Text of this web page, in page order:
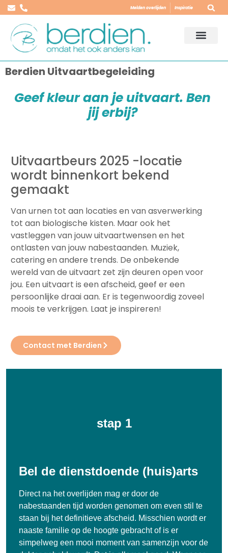
Melden overlijden Inspiratie
Berdien Uitvaartbegeleiding
Geef kleur aan je uitvaart. Ben
jij erbij?
Uitvaartbeurs 2025 -locatie
wordt binnenkort bekend
gemaakt
Van urnen tot aan locaties en van asverwerking
tot aan biologische kisten. Maar ook het
vastleggen van jouw uitvaartwensen en het
ontlasten van jouw nabestaanden. Muziek,
catering en andere trends. De onbekende
wereld van de uitvaart zet zijn deuren open voor
jou. Een uitvaart is een afscheid, geef er een
persoonlijke draai aan. Er is tegenwoordig zoveel
moois te verkrijgen. Laat je inspireren!
Contact met Berdien
stap 1
Bel de dienstdoende (huis)arts
Direct na het overlijden mag er door de
nabestaanden tijd worden genomen om even stil te
staan bij het definitieve afscheid. Misschien wordt er
naaste familie op de hoogte gebracht of is er
simpelweg een mooi moment van samenzijn voor de